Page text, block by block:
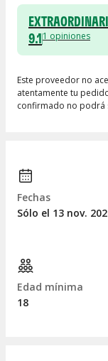
9.11 opiniones
Este proveedor no
atentamente tu
confirmado no podrá
Fechas
Sólo el 13 nov.
Edad mínima
18